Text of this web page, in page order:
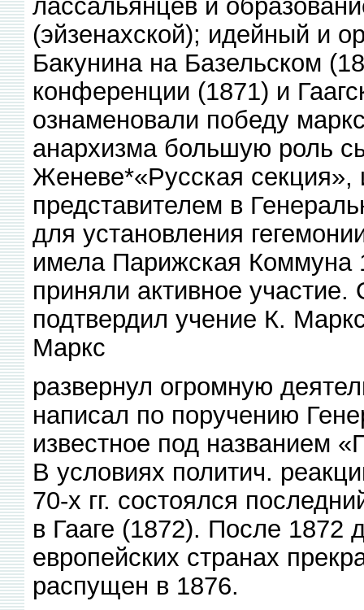
лассальянцев и
(эйзенахской); идейный и
Бакунина на Базельском
конференции (1871) и
ознаменовали победу
анархизма большую роль
Женеве*«Русская
представителем в
для установления
имела Парижская Коммуна
приняли активное
подтвердил учение К.
Маркс
развернул огромную
написал по поручению
известное под названием
В условиях политич.
70-х гг. состоялся
в Гааге (1872). После 1872
европейских странах
распущен в 1876.